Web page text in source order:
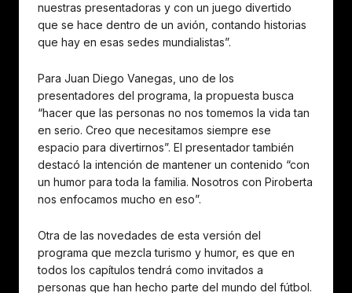
nuestras presentadoras y con un juego divertido
que se hace dentro de un avión, contando historias
que hay en esas sedes mundialistas”.
Para Juan Diego Vanegas, uno de los
presentadores del programa, la propuesta busca
“hacer que las personas no nos tomemos la vida tan
en serio. Creo que necesitamos siempre ese
espacio para divertirnos”. El presentador también
destacó la intención de mantener un contenido “con
un humor para toda la familia. Nosotros con Piroberta
nos enfocamos mucho en eso”.
Otra de las novedades de esta versión del
programa que mezcla turismo y humor, es que en
todos los capítulos tendrá como invitados a
personas que han hecho parte del mundo del fútbol.